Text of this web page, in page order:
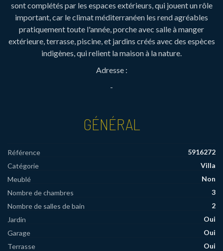
sont complétés par les espaces extérieurs, qui jouent un rôle
important, car le climat méditerranéen les rend agréables
pratiquement toute l'année, porche avec salle à manger
extérieure, terrasse, piscine, et jardins créés avec des espèces
indigènes, qui relient la maison à la nature.
Adresse :
-
GÉNÉRAL
Référence
5916272
Catégorie
Villa
Meublé
Non
Nombre de chambres
3
Nombre de salles de bain
2
Jardin
Oui
Garage
Oui
Terrasse
Oui